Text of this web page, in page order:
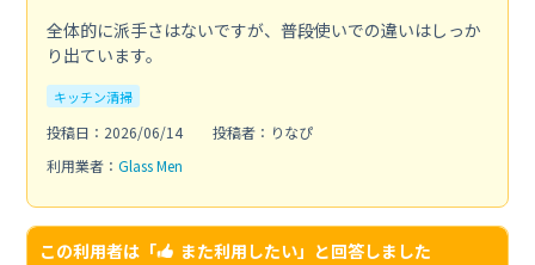
全体的に派手さはないですが、普段使いでの違いはしっか
り出ています。
キッチン清掃
投稿日：2026/06/14
投稿者：りなぴ
利用業者： Glass Men
この利用者は「 また利用したい」と回答しました